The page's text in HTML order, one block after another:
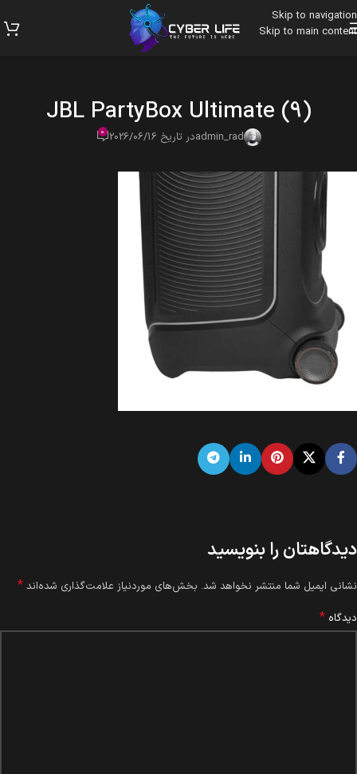
Skip to navigation
Skip to main content
JBL PartyBox Ultimate (9)
admin_radدر تاریخ 2026/06/16 0
دیدگاهتان را بنویسید
نشانی ایمیل شما منتشر نخواهد شد. بخش‌های موردنیاز علامت‌گذاری شده‌اند *
دیدگاه *